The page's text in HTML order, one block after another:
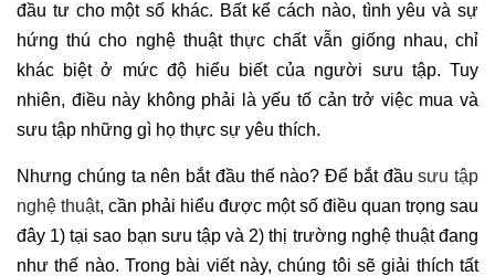
đầu tư cho một số khác. Bất kể cách nào, tình yêu và sự
hứng thú cho nghệ thuật thực chất vẫn giống nhau, chỉ
khác biệt ở mức độ hiểu biết của người sưu tập. Tuy
nhiên, điều này không phải là yếu tố cản trở việc mua và
sưu tập những gì họ thực sự yêu thích.
Nhưng chúng ta nên bắt đầu thế nào? Để bắt đầusưu tập
nghệ thuật, cần phải hiểu được một số điều quan trọng sau
đây 1) tại sao bạn sưu tập và 2) thị trường nghệ thuật đang
như thế nào. Trong bài viết này, chúng tôi sẽ giải thích tất